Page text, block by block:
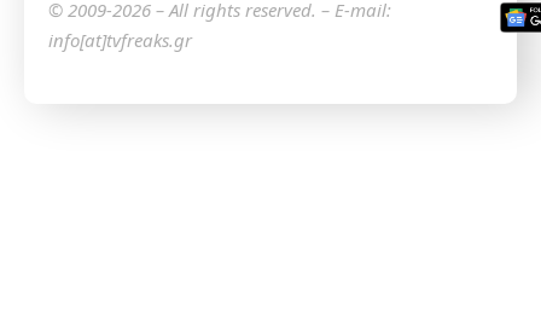
© 2009-2026 – All rights reserved. – E-mail:
info[at]tvfreaks.gr